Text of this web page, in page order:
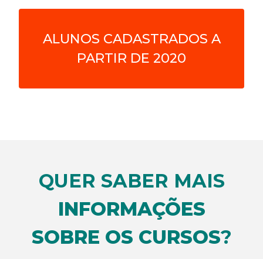
ALUNOS CADASTRADOS A
PARTIR DE 2020
QUER SABER MAIS
INFORMAÇÕES
SOBRE OS CURSOS?